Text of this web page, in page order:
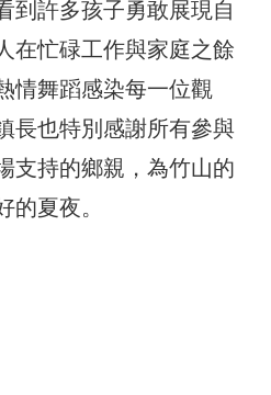
到許多孩子勇敢展現自
在忙碌工作與家庭之餘
情舞蹈感染每一位觀
長也特別感謝所有參與
支持的鄉親，為竹山的
的夏夜。